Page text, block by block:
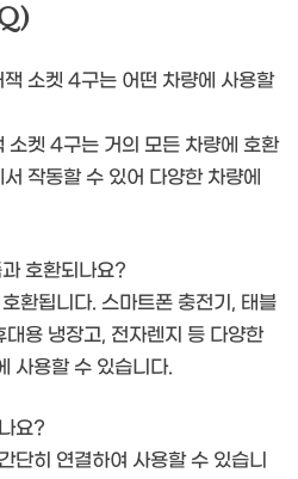
소켓 4구는 어떤 차량에 사용할
켓 4구는 거의 모든 차량에 호환
작동할 수 있어 다양한 차량에
호환되나요?
환됩니다. 스마트폰 충전기, 태블
용 냉장고, 전자렌지 등 다양한
사용할 수 있습니다.
요?
단히 연결하여 사용할 수 있습니